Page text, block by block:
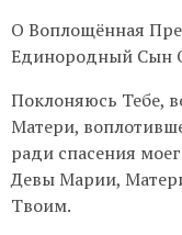
О Воплощённая
Единородный Сын
Поклоняюсь Тебе,
Матери,
ради спасения
Девы Марии,
Твоим.